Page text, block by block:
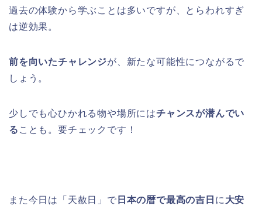
過去の体験から学ぶことは多いですが、とらわれすぎ
は逆効果。
前を向いたチャレンジが、新たな可能性につながるで
しょう。
少しでも心ひかれる物や場所にはチャンスが潜んでい
る ことも。要チェックです！
また今日は「天赦日」で 日本の暦で最高の吉日 に 大安